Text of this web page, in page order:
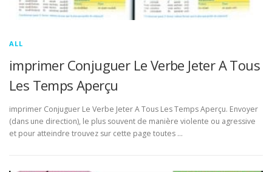
ALL
imprimer Conjuguer Le Verbe Jeter A Tous
Les Temps Aperçu
imprimer Conjuguer Le Verbe Jeter A Tous Les Temps Aperçu. Envoyer
(dans une direction), le plus souvent de manière violente ou agressive
et pour atteindre trouvez sur cette page toutes …